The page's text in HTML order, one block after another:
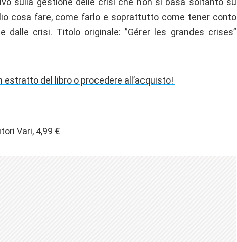
cosa fare, come farlo e soprattutto come tener conto
dalle crisi. Titolo originale: ”Gérer les grandes crises”
del libro o procedere all’acquisto!
Vari, 4,99 €